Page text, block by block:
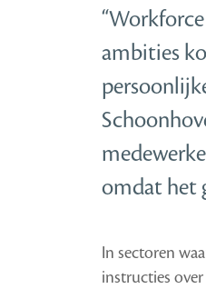
ambities
omdat het
In sectoren
instructies over